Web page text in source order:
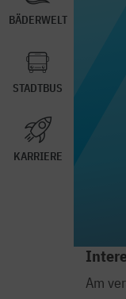
BÄDERWELT
STADTBUS
KARRIERE
Am